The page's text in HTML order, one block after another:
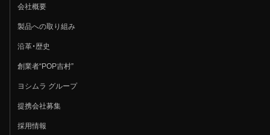
会社概要
製品への取り組み
沿革・歴史
創業者“POP吉村”
ヨシムラ グループ
提携会社募集
採用情報